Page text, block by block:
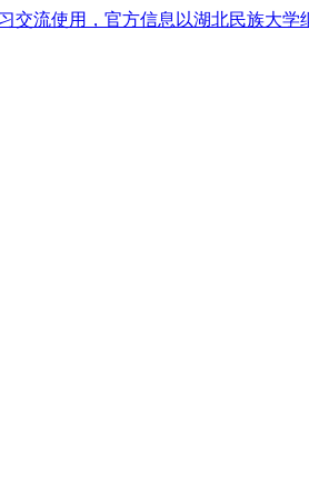
交流使用，官方信息以湖北民族大学